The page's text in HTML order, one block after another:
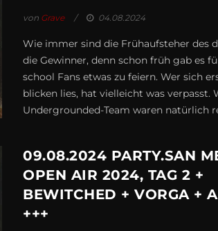
von Grave 04.08.2024
Wie immer sind die Frühaufsteher des
die Gewinner, denn schon früh gab es
school Fans etwas zu feiern. Wer sich
blicken lies, hat vielleicht was verpasst.
Undergrounded-Team waren natürlich
09.08.2024 PARTY.SAN
OPEN AIR 2024, TAG 2 +
BEWITCHED + VORGA +
+++